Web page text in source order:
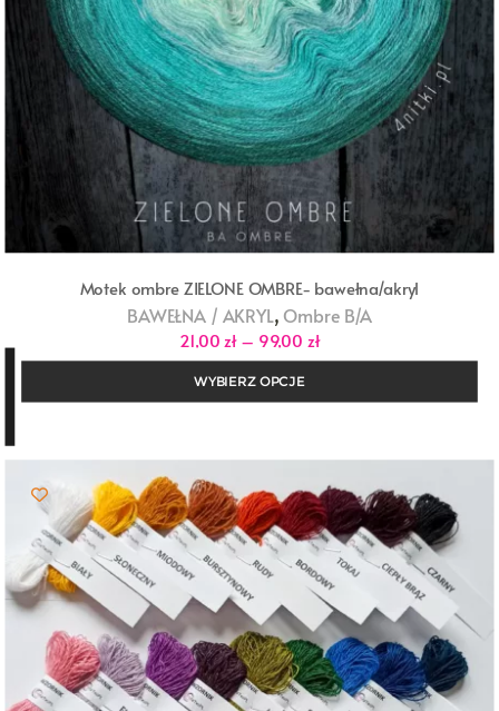
Motek ombre ZIELONE OMBRE- bawełna/akryl
BAWEŁNA / AKRYL, Ombre B/A
21,00 zł – 99,00 złZakres
cen:
do
WYBIERZ OPCJE